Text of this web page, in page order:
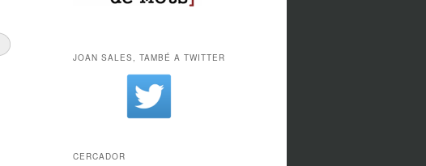
JOAN SALES, TAMBÉ A TWITTER
CERCADOR